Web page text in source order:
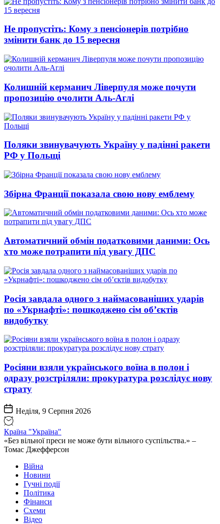
Не пропустіть: Кому з пенсіонерів потрібно
змінити банк до 15 вересня
Колишній керманич Ліверпуля може почути
пропозицію очолити Аль-Аглі
Поляки звинувачують Україну у падінні ракети
РФ у Польщі
Збірна Франції показала свою нову емблему
Автоматичний обмін податковими даними: Ось
хто може потрапити під увагу ДПС
Росія завдала одного з наймасованіших ударів
по «Укрнафті»: пошкоджено сім об’єктів
видобутку
Росіяни взяли українського воїна в полон і
одразу розстріляли: прокуратура розслідує нову
страту
Неділя, 9 Серпня 2026
Країна "Україна"
«Без вільної преси не може бути вільного суспільства.» –
Томас Джефферсон
Війна
Новини
Гучні події
Політика
Фінанси
Схеми
Відео